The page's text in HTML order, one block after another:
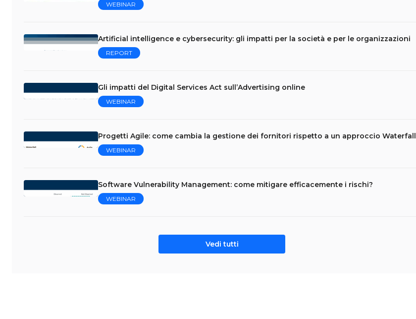
WEBINAR
Artificial intelligence e cybersecurity: gli impatti per la società e per le organizzazioni
REPORT
Gli impatti del Digital Services Act sull’Advertising online
WEBINAR
Progetti Agile: come cambia la gestione dei fornitori rispetto a un approccio Waterfall
WEBINAR
Software Vulnerability Management: come mitigare efficacemente i rischi?
WEBINAR
Vedi tutti